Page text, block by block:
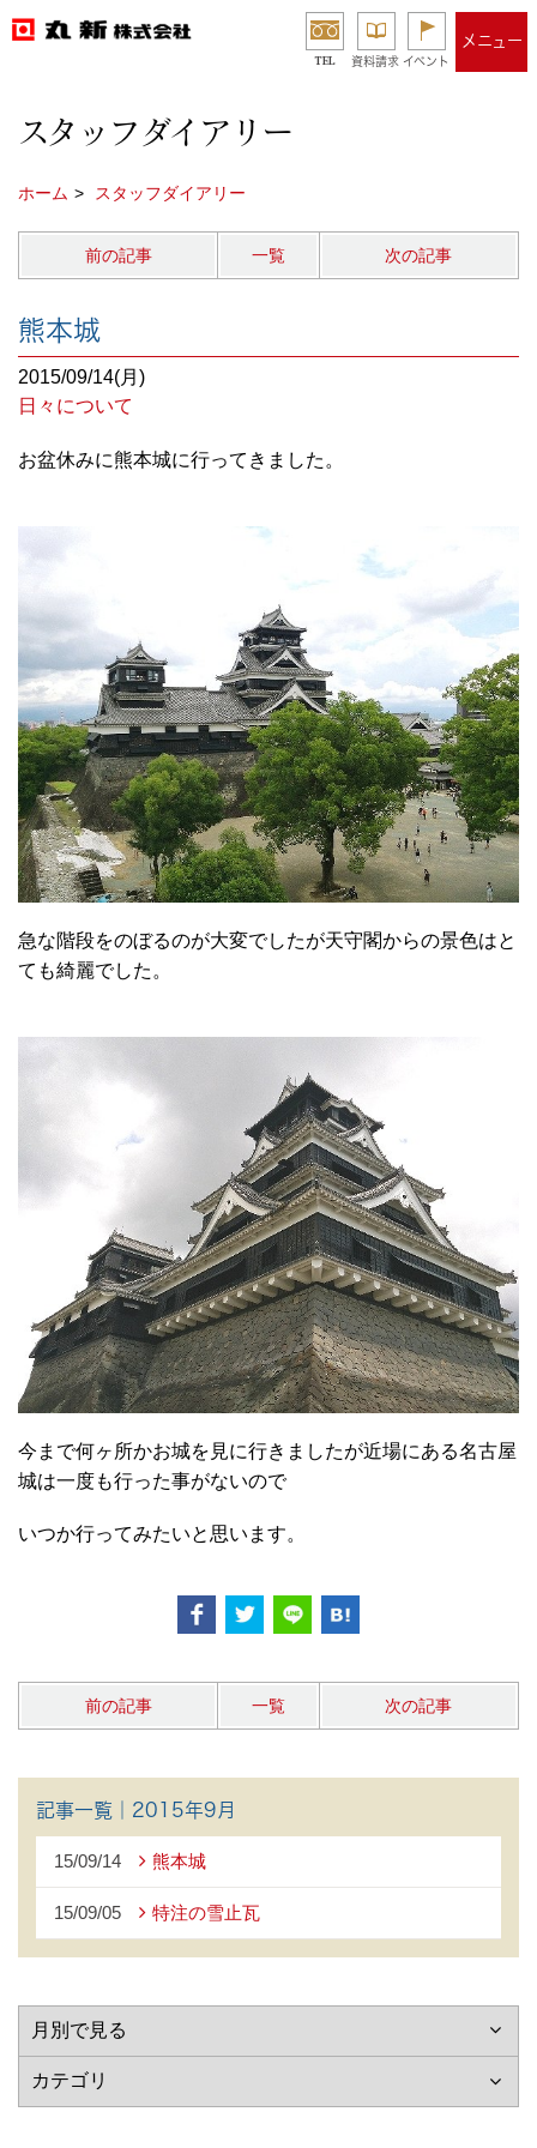
TEL 資料請求 イベント
メニュー
スタッフダイアリー
ホーム スタッフダイアリー
前の記事 一覧 次の記事
熊本城
2015/09/14(月)
日々について
お盆休みに熊本城に行ってきました。
急な階段をのぼるのが大変でしたが天守閣からの景色はと
ても綺麗でした。
今まで何ヶ所かお城を見に行きましたが近場にある名古屋
城は一度も行った事がないので
いつか行ってみたいと思います。
前の記事 一覧 次の記事
記事一覧｜2015年9月
15/09/14 熊本城
15/09/05 特注の雪止瓦